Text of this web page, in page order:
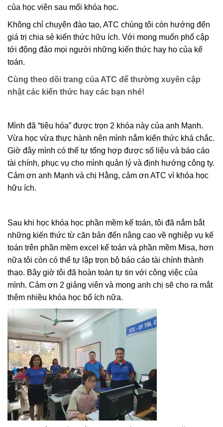
của học viên sau mối khóa học.
Không chỉ chuyên đào tạo, ATC chúng tôi còn hướng đến
giá trị chia sẻ kiến thức hữu ích. Với mong muốn phổ cập
tới động đảo mọi người những kiến thức hay ho của kế
toán.
Cùng theo dõi trang của ATC để thường xuyên cập
nhật các kiến thức hay các bạn nhé!
Mình đã “tiêu hóa” được trọn 2 khóa này của anh Mạnh.
Vừa học vừa thực hành nên mình nắm kiến thức khá chắc.
Giờ đây mình có thể tự tổng hợp được số liệu và báo cáo
tài chính, phục vụ cho mình quản lý và định hướng công ty.
Cảm ơn anh Mạnh và chị Hằng, cảm ơn ATC vì khóa học
hữu ích.
Sau khi học khóa học phần mềm kế toán, tôi đã nắm bắt
những kiến thức từ căn bản đến nâng cao về nghiệp vụ kế
toán trên phần mềm excel kế toán và phần mềm Misa, hơn
nữa tôi còn có thể tự lập trọn bộ báo cáo tài chính thành
thạo. Bây giờ tôi đã hoàn toàn tự tin với công việc của
mình. Cảm ơn 2 giảng viên và mong anh chị sẽ cho ra mắt
thêm nhiều khóa học bổ ích nữa.